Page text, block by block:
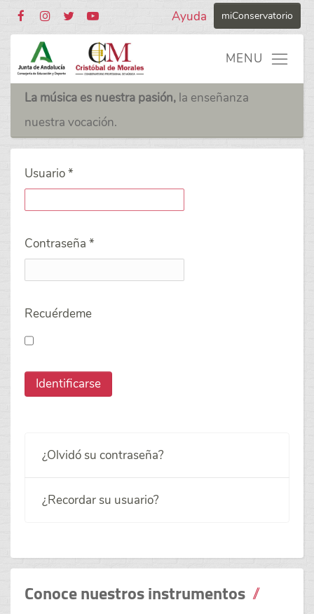
miConservatorio
Ayuda
La música es nuestra pasión, la enseñanza
nuestra vocación.
Usuario*
Contraseña *
Recuérdeme
Identificarse
¿Olvidó su contraseña?
¿Recordar su usuario?
Conoce nuestros instrumentos